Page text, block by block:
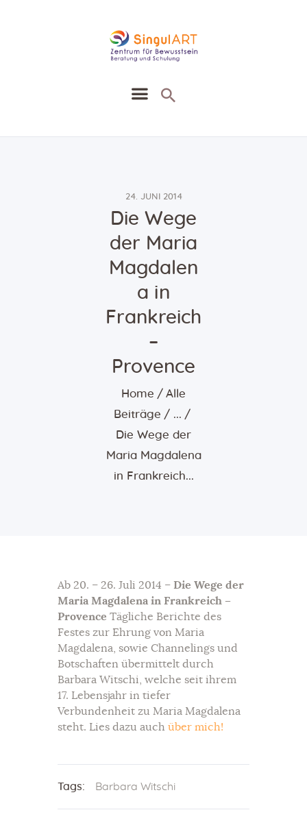
24. JUNI 2014
Die Wege
der Maria
Magdalen
a in
Frankreich
–
Provence
Home
Alle
Beiträge
...
Die Wege der
Maria Magdalena
in Frankreich...
Ab 20. – 26. Juli 2014 – Die Wege der
Maria Magdalena in Frankreich –
Provence Tägliche Berichte des
Festes zur Ehrung von Maria
Magdalena, sowie Channelings und
Botschaften übermittelt durch
Barbara Witschi, welche seit ihrem
17. Lebensjahr in tiefer
Verbundenheit zu Maria Magdalena
steht. Lies dazu auch über mich!
Tags: Barbara Witschi